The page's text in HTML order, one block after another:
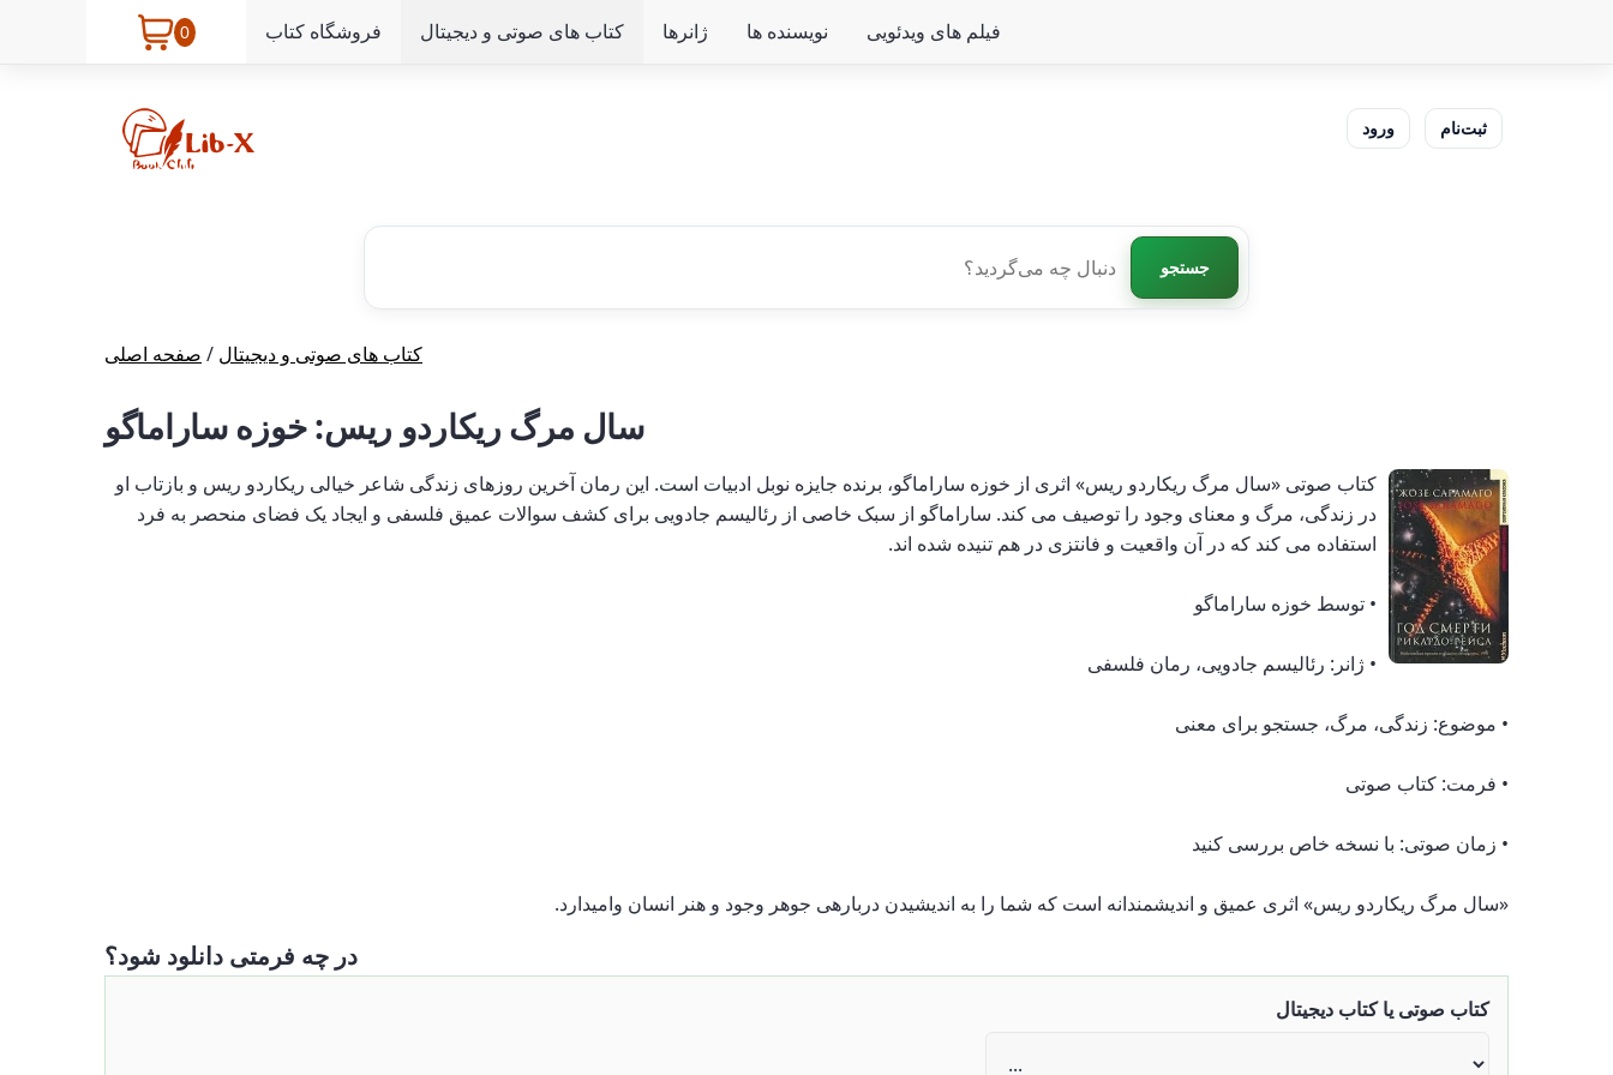
0 فروشگاه کتاب کتاب های صوتی و دیجیتال ژانرها نویسنده ها فیلم های ویدئویی
ورود ثبت‌نام
جستجو
صفحه اصلی / کتاب های صوتی و دیجیتال
سال مرگ ریکاردو ریس: خوزه ساراماگو
کتاب صوتی «سال مرگ ریکاردو ریس» اثری از خوزه ساراماگو، برنده جایزه نوبل ادبیات است. این رمان آخرین روزهای زندگی شاعر خیالی ریکاردو ریس و بازتاب او
در زندگی، مرگ و معنای وجود را توصیف می کند. ساراماگو از سبک خاصی از رئالیسم جادویی برای کشف سوالات عمیق فلسفی و ایجاد یک فضای منحصر به فرد
استفاده می کند که در آن واقعیت و فانتزی در هم تنیده شده اند.
• توسط خوزه ساراماگو
• ژانر: رئالیسم جادویی، رمان فلسفی
• موضوع: زندگی، مرگ، جستجو برای معنی
• فرمت: کتاب صوتی
• زمان صوتی: با نسخه خاص بررسی کنید
«سال مرگ ریکاردو ریس» اثری عمیق و اندیشمندانه است که شما را به اندیشیدن دربارهی جوهر وجود و هنر انسان وامیدارد.
در چه فرمتی دانلود شود؟
کتاب صوتی یا کتاب دیجیتال